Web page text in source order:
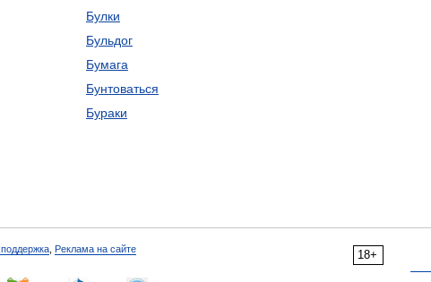
Булки
Бульдог
Бумага
Бунтоваться
Бураки
18+
Реклама на сайте